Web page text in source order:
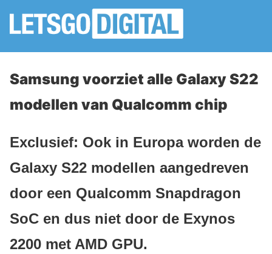
Samsung voorziet alle Galaxy S22
modellen van Qualcomm chip
Exclusief: Ook in Europa worden de
Galaxy S22 modellen aangedreven
door een Qualcomm Snapdragon
SoC en dus niet door de Exynos
2200 met AMD GPU.